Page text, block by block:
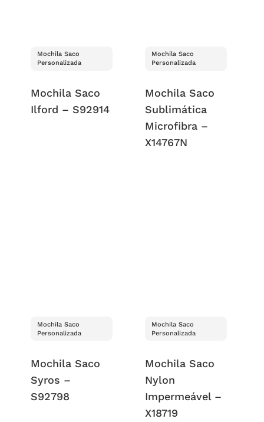
Mochila Saco
Personalizada
Mochila Saco
Ilford – S92914
Mochila Saco
Personalizada
Mochila Saco
Sublimática
Microfibra –
X14767N
Mochila Saco
Personalizada
Mochila Saco
Syros –
S92798
Mochila Saco
Personalizada
Mochila Saco
Nylon
Impermeável –
X18719